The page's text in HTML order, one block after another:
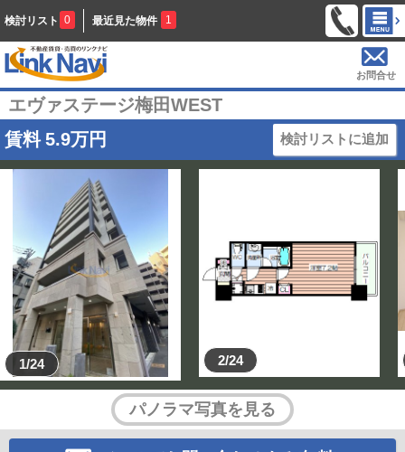
検討リスト 0 最近見た物件 1
お問合せ
エヴァステージ梅田WEST
賃料 5.9万円 検討リストに追加
1/24 2/24
パノラマ写真を見る